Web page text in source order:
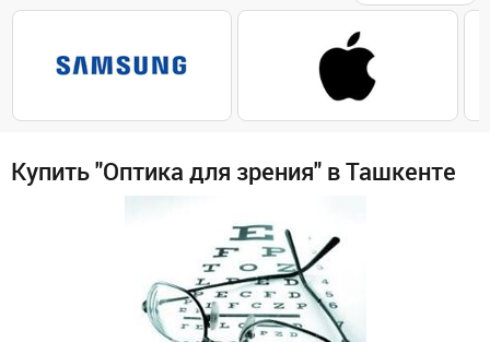
Купить "Оптика для зрения" в Ташкенте